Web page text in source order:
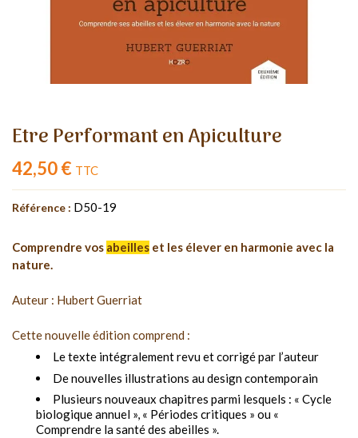
Etre Performant en Apiculture
42,50 € TTC
Référence : D50-19
Comprendre vos abeilles et les élever en harmonie avec la
nature.
Auteur : Hubert Guerriat
Cette nouvelle édition comprend :
Le texte intégralement revu et corrigé par l’auteur
De nouvelles illustrations au design contemporain
Plusieurs nouveaux chapitres parmi lesquels : « Cycle
biologique annuel », « Périodes critiques » ou «
Comprendre la santé des abeilles ».